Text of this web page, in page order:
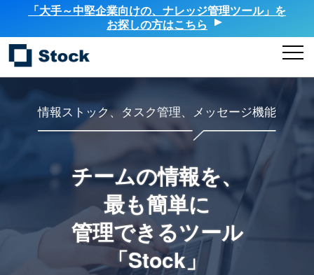
「大手～中堅企業向けの、ナレッジ管理ツール」を
お探しの方はこちら
情報ストック、タスク管理、メッセージ機能
チームの情報を、
最も簡単に
管理できるツール
「Stock」